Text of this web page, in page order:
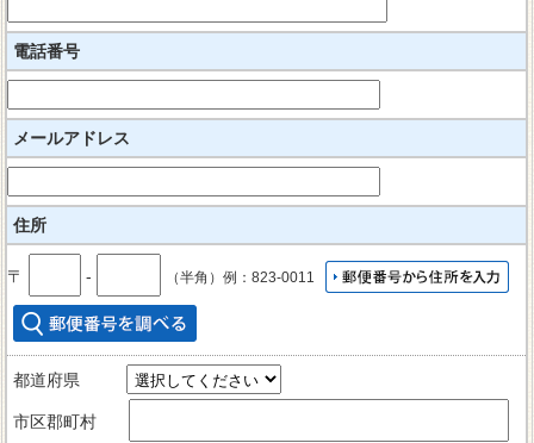
電話番号
メールアドレス
住所
〒 ‐ （半角）例：823-0011
都道府県
市区郡町村